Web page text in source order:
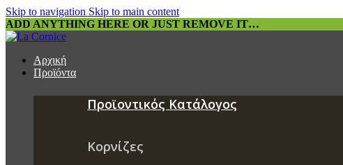
Skip to navigation Skip to main content
ADD ANYTHING HERE OR JUST REMOVE IT…
Αρχική
Προϊόντα
Προϊοντικός Κατάλογος
Κορνίζες